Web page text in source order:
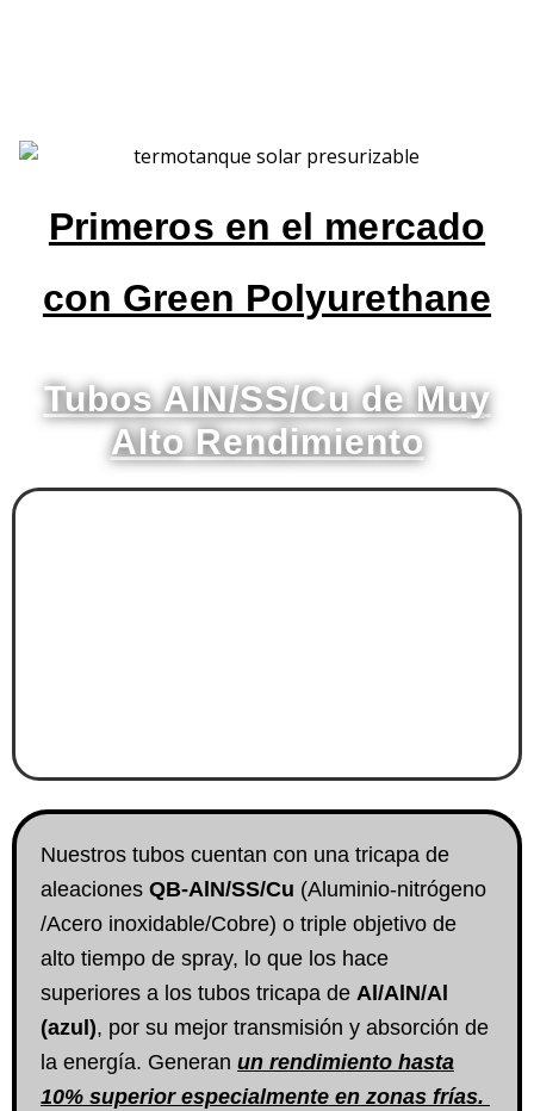
Primeros en el mercado
con Green Polyurethane
Tubos AIN/SS/Cu de Muy
Alto Rendimiento
Nuestros tubos cuentan con una tricapa de
aleaciones QB-AlN/SS/Cu (Aluminio-nitrógeno
/Acero inoxidable/Cobre) o triple objetivo de
alto tiempo de spray, lo que los hace
superiores a los tubos tricapa de Al/AlN/Al
(azul), por su mejor transmisión y absorción de
la energía. Generan un rendimiento hasta
10% superior especialmente en zonas frías.